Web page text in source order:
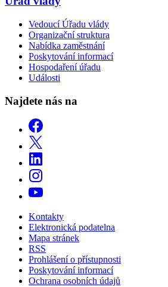
Vedoucí Úřadu vlády
Organizační struktura
Nabídka zaměstnání
Poskytování informací
Hospodaření úřadu
Události
Najdete nás na
Kontakty
Elektronická podatelna
Mapa stránek
RSS
Prohlášení o přístupnosti
Poskytování informací
Ochrana osobních údajů